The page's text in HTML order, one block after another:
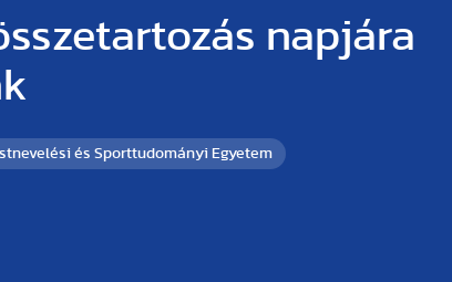
napjára
és Sporttudományi Egyetem